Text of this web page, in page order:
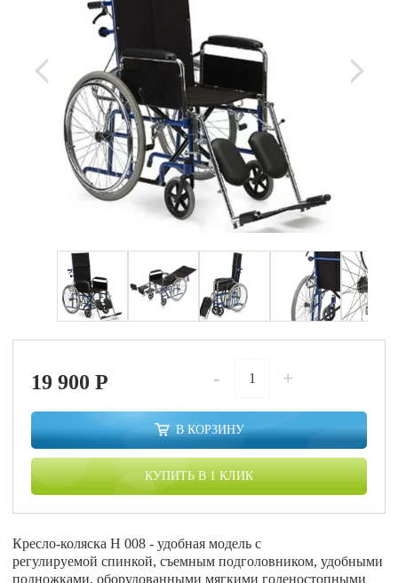
19 900P - +
В КОРЗИНУ
КУПИТЬ В 1 КЛИК
Кресло-коляска Н 008 - удобная модель с
регулируемой спинкой, съемным подголовником, удобными
подножками, оборудованными мягкими голеностопными